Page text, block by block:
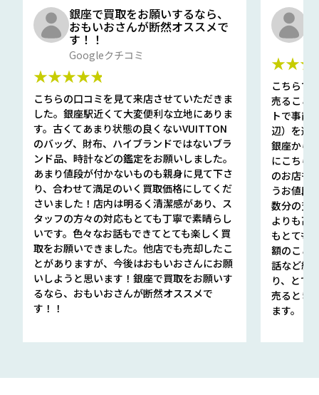
銀座で買取をお願いするなら、
おもいおさんが断然オススメで
す！！
Googleクチコミ
★★★★★
こちらの口コミを見て来店させていただきま
した。銀座駅近くて大変便利な立地にありま
す。古くてあまり状態の良くないVUITTON
のバッグ、財布、ハイブランドではないブラ
ンド品、時計などの鑑定をお願いしました。
あまり値段が付かないものも親身に見て下さ
り、合わせて満足のいく買取価格にしてくだ
さいました！店内は明るく清潔感があり、ス
タッフの方々の対応もとても丁寧で素晴らし
いです。色々なお話もできてとても楽しく買
取をお願いできました。他店でも売却したこ
とがありますが、今後はおもいおさんにお願
いしようと思います！銀座で買取をお願いす
るなら、おもいおさんが断然オススメで
す！！
こちらで
売ること
トで事前
辺）を選
銀座から
にこちら
のお店も
うお値段
数分の査
よりも高
もとても
額のこと
話など細
り、とて
売るとき
ます。